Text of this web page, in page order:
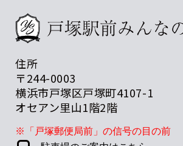
住所
〒244-0003
横浜市戸塚区戸塚町4107-1
オセアン里山1階2階
※「戸塚郵便局前」の信号の目の前